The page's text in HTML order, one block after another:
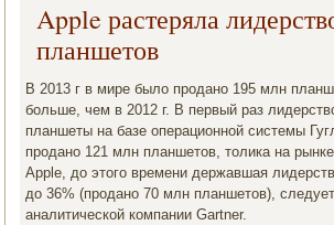
Apple растеряла
планшетов
В 2013 г в мире было продано 195 млн
больше, чем в 2012 г. В первый раз
планшеты на базе операционной системы
продано 121 млн планшетов, толика на
Apple, до этого времени державшая
до 36% (продано 70 млн планшетов),
аналитической компании Gartner.